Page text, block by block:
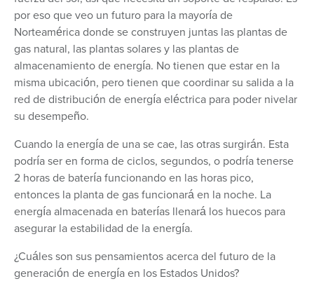
por eso que veo un futuro para la mayoría de
Norteamérica donde se construyen juntas las plantas de
gas natural, las plantas solares y las plantas de
almacenamiento de energía. No tienen que estar en la
misma ubicación, pero tienen que coordinar su salida a la
red de distribución de energía eléctrica para poder nivelar
su desempeño.
Cuando la energía de una se cae, las otras surgirán. Esta
podría ser en forma de ciclos, segundos, o podría tenerse
2 horas de batería funcionando en las horas pico,
entonces la planta de gas funcionará en la noche. La
energía almacenada en baterías llenará los huecos para
asegurar la estabilidad de la energía.
¿Cuáles son sus pensamientos acerca del futuro de la
generación de energía en los Estados Unidos?